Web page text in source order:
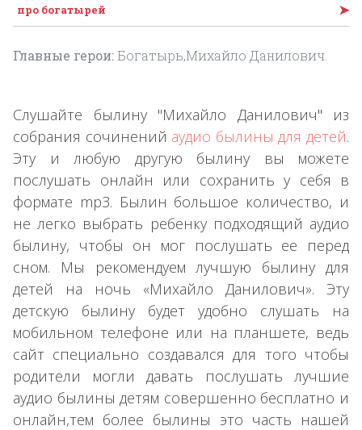
про богатырей ➤
Главные герои: Богатырь,Михайло Данилович.
Слушайте былину "Михайло Данилович" из
собрания сочинений аудио былины для детей.
Эту и любую другую былину вы можете
послушать онлайн или сохранить у себя в
формате mp3. Былин большое количество, и
не легко выбрать ребенку подходящий аудио
былину, чтобы он мог послушать ее перед
сном. Мы рекомендуем лучшую былину для
детей на ночь «Михайло Данилович». Эту
детскую былину будет удобно слушать на
мобильном телефоне или на планшете, ведь
сайт специально создавался для того чтобы
родители могли давать послушать лучшие
аудио былины детям совершенно бесплатно и
онлайн,тем более былины это часть нашей